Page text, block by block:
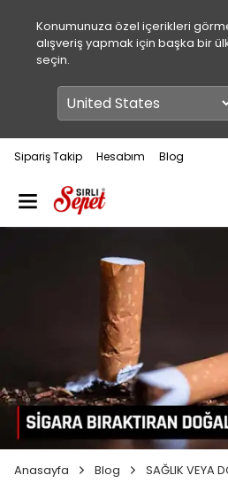
Konumunuza özel içerikleri
alışveriş yapmak için başka bir
seçin.
Sipariş Takip Hesabım Blog
Anasayfa Blog SAĞLIK VEYA